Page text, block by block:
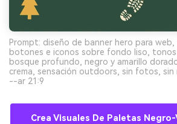
Prompt: diseño de banner hero para
botones e iconos sobre fondo liso,
bosque profundo, negro y amarillo
crema, sensación outdoors, sin fotos,
--ar 21:9
Crea Visuales De Paletas